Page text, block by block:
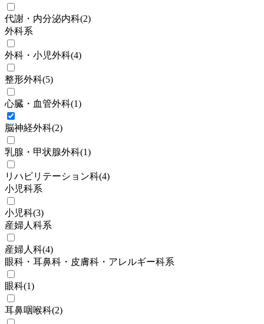
代謝・内分泌内科(2)
外科系
外科・小児外科(4)
整形外科(5)
心臓・血管外科(1)
脳神経外科(2)
乳腺・甲状腺外科(1)
リハビリテーション科(4)
小児科系
小児科(3)
産婦人科系
産婦人科(4)
眼科・耳鼻科・皮膚科・アレルギー科系
眼科(1)
耳鼻咽喉科(2)